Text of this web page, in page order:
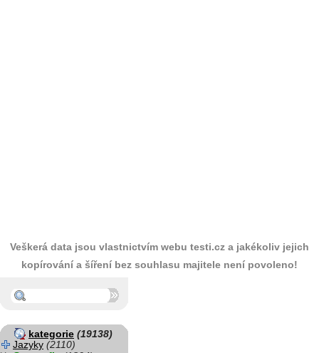
Veškerá data jsou vlastnictvím webu testi.cz a jakékoliv jejich
kopírování a šíření bez souhlasu majitele není povoleno!
kategorie (19138)
Jazyky (2110)